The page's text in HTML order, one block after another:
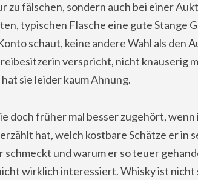
zu fälschen, sondern auch bei einer
typischen Flasche eine gute Stange
schaut, keine andere Wahl als den
verspricht, nicht knauserig
sie leider kaum Ahnung.
doch früher mal besser zugehört, wenn
hat, welch kostbare Schätze er in
schmeckt und warum er so teuer
wirklich interessiert. Whisky ist nicht